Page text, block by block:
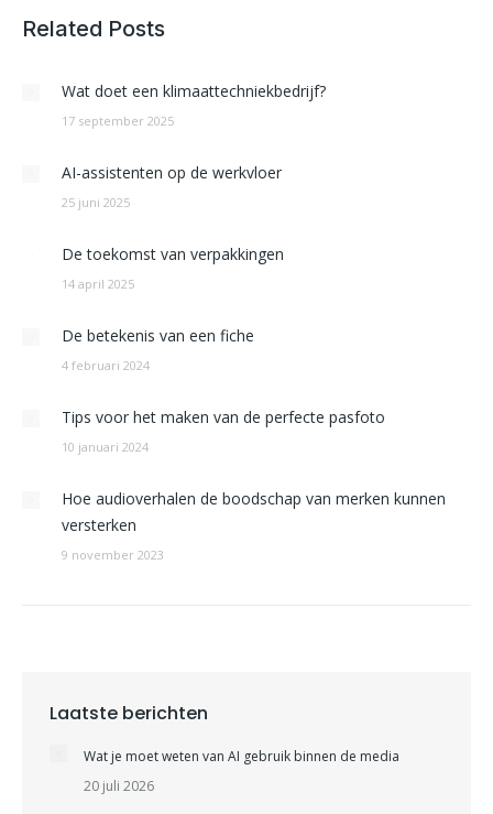
Related Posts
Wat doet een klimaattechniekbedrijf?
17 september 2025
AI-assistenten op de werkvloer
25 juni 2025
De toekomst van verpakkingen
14 april 2025
De betekenis van een fiche
4 februari 2024
Tips voor het maken van de perfecte pasfoto
10 januari 2024
Hoe audioverhalen de boodschap van merken kunnen
versterken
9 november 2023
Laatste berichten
Wat je moet weten van AI gebruik binnen de media
20 juli 2026